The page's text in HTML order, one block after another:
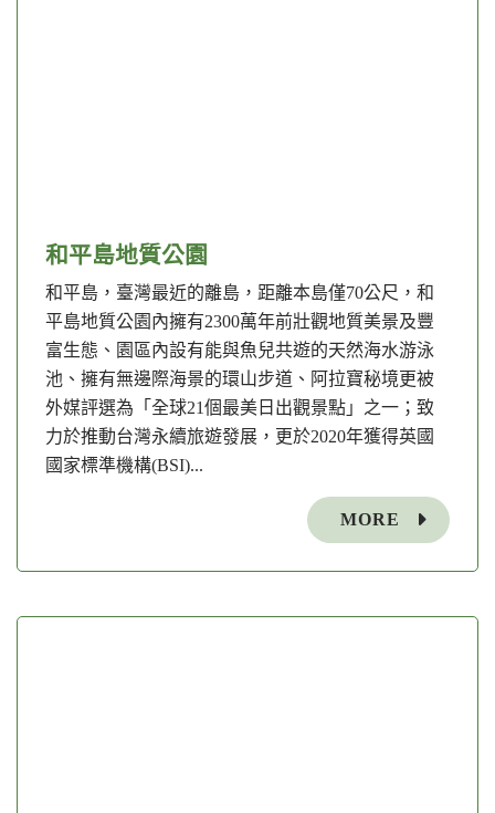
和平島地質公園
和平島，臺灣最近的離島，距離本島僅70公尺，和
平島地質公園內擁有2300萬年前壯觀地質美景及豐
富生態、園區內設有能與魚兒共遊的天然海水游泳
池、擁有無邊際海景的環山步道、阿拉寶秘境更被
外媒評選為「全球21個最美日出觀景點」之一；致
力於推動台灣永續旅遊發展，更於2020年獲得英國
國家標準機構(BSI)...
MORE